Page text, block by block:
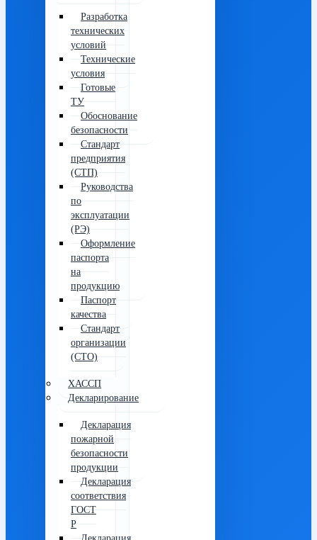
Разработка
технических
условий
Технические
условия
Готовые
ТУ
Обоснование
безопасности
Стандарт
предприятия
(СТП)
Руководства
по
эксплуатации
(РЭ)
Оформление
паспорта
на
продукцию
Паспорт
качества
Стандарт
организации
(СТО)
ХАССП
Декларирование
Декларация
пожарной
безопасности
продукции
Декларация
соответствия
ГОСТ
Р